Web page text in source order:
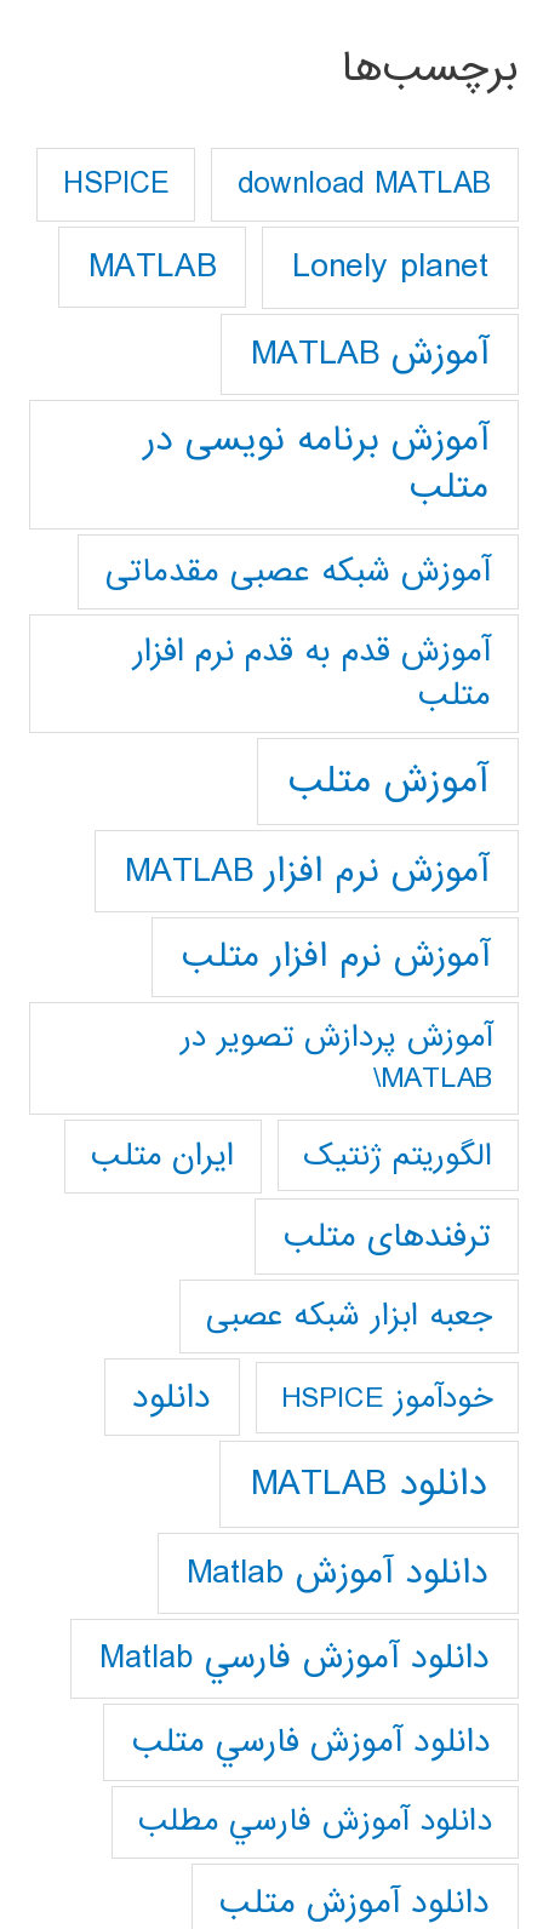
برچسب‌ها
download MATLAB
HSPICE
Lonely planet
MATLAB
آموزش MATLAB
آموزش برنامه نویسی در
متلب
آموزش شبکه عصبی مقدماتی
آموزش قدم به قدم نرم افزار
متلب
آموزش متلب
آموزش نرم افزار MATLAB
آموزش نرم افزار متلب
آموزش پردازش تصوير در
MATLAB\
الگوریتم ژنتیک
ایران متلب
ترفندهای متلب
جعبه ابزار شبکه عصبی
خودآموز HSPICE دانلود
دانلود MATLAB
دانلود آموزش Matlab
دانلود آموزش فارسي Matlab
دانلود آموزش فارسي متلب
دانلود آموزش فارسي مطلب
دانلود آموزش متلب